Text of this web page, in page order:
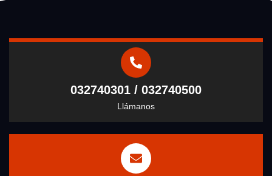
032740301 / 032740500
Llámanos